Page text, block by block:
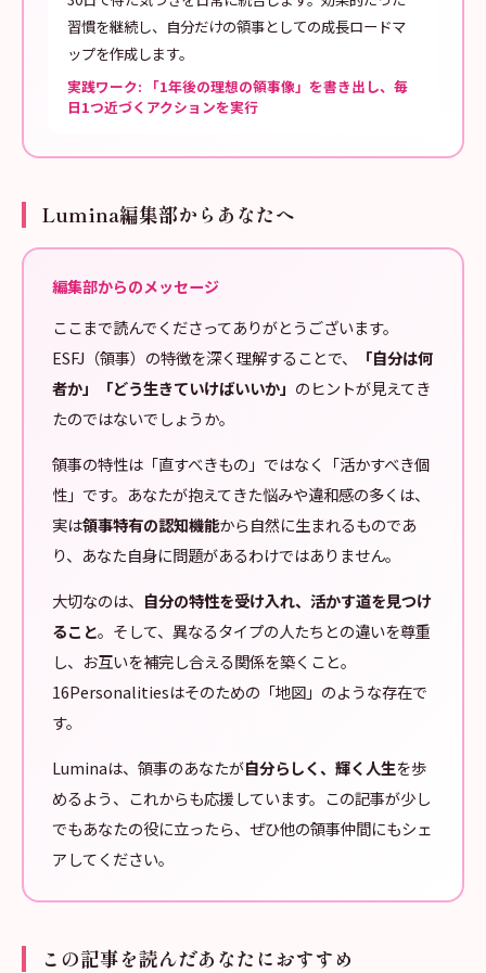
習慣を継続し、自分だけの領事としての成長ロードマ
ップを作成します。
実践ワーク: 「1年後の理想の領事像」を書き出し、毎
日1つ近づくアクションを実行
Lumina編集部からあなたへ
編集部からのメッセージ
ここまで読んでくださってありがとうございます。
ESFJ（領事）の特徴を深く理解することで、
「自分は何
者か」「どう生きていけばいいか」 のヒントが見えてき
たのではないでしょうか。
領事の特性は「直すべきもの」ではなく「活かすべき個
性」です。あなたが抱えてきた悩みや違和感の多くは、
実は領事特有の認知機能から自然に生まれるものであ
り、あなた自身に問題があるわけではありません。
大切なのは、 自分の特性を受け入れ、活かす道を見つけ
ること。そして、異なるタイプの人たちとの違いを尊重
し、お互いを補完し合える関係を築くこと。
16Personalitiesはそのための「地図」のような存在で
す。
Luminaは、領事のあなたが自分らしく、輝く人生を歩
めるよう、これからも応援しています。この記事が少し
でもあなたの役に立ったら、ぜひ他の領事仲間にもシェ
アしてください。
この記事を読んだあなたにおすすめ